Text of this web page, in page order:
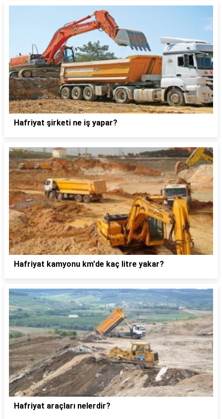
Hafriyat şirketi ne iş yapar?
Hafriyat kamyonu km'de kaç litre yakar?
Hafriyat araçları nelerdir?